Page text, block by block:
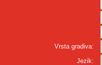
Vrsta gradiva:
Jezik: